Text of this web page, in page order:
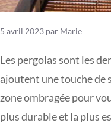
5 avril 2023 par Marie
Les pergolas sont les
ajoutent une touche de
zone ombragée pour
plus durable et la plus